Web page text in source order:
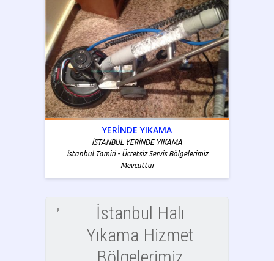
YERİNDE YIKAMA
İSTANBUL YERİNDE YIKAMA
İstanbul Tamiri - Ücretsiz Servis Bölgelerimiz
Mevcuttur
İstanbul Halı
Yıkama Hizmet
Bölgelerimiz